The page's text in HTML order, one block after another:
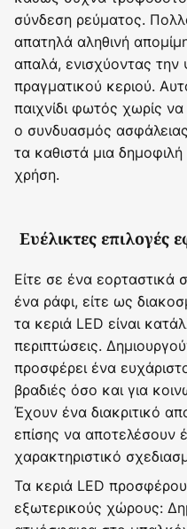
σύνδεση ρεύματος.
απατηλά αληθινή
απαλά, ενισχύοντας την
πραγματικού κεριού.
παιχνίδι φωτός χωρίς
ο συνδυασμός
τα καθιστά μια
χρήση.
Ευέλικτες επιλογές
Είτε σε ένα εορταστικά
ένα ράφι, είτε ως
τα κεριά LED είναι
περιπτώσεις.
προσφέρει ένα
βραδιές όσο και για
Έχουν ένα διακριτικό
επίσης να αποτελέσουν
χαρακτηριστικό
Τα κεριά LED
εξωτερικούς χώρους: